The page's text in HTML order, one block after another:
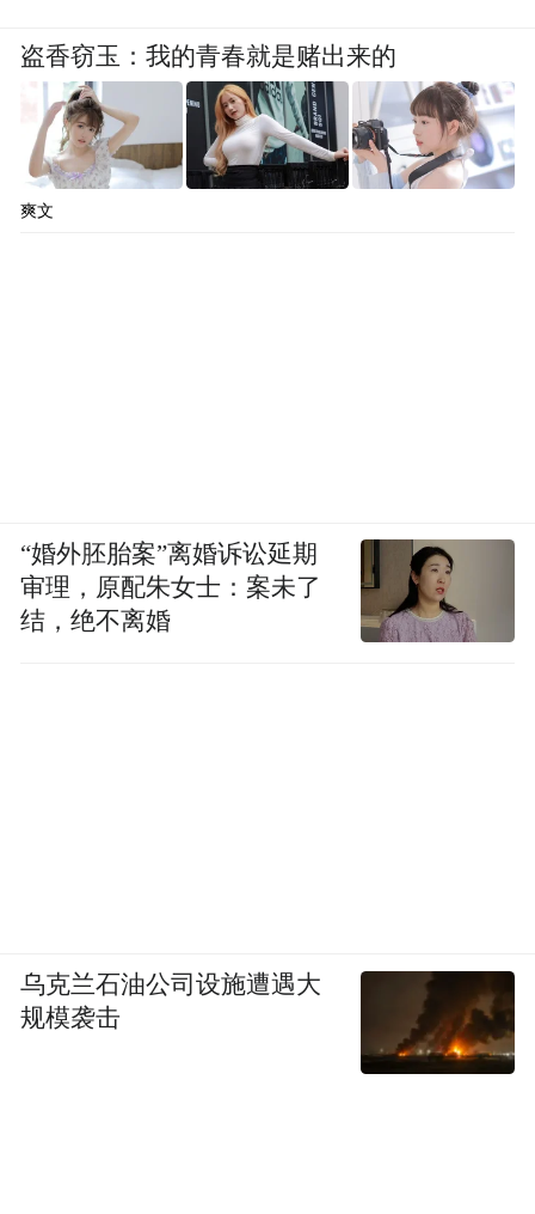
盗香窃玉：我的青春就是赌出来的
爽文
“婚外胚胎案”离婚诉讼延期
审理，原配朱女士：案未了
结，绝不离婚
乌克兰石油公司设施遭遇大
规模袭击